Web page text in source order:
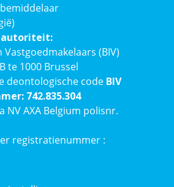
autoriteit:
(BIV)
te 1000 Brussel
deontologische code BIV
742.835.304
NV AXA Belgium polisnr.
registratienummer :